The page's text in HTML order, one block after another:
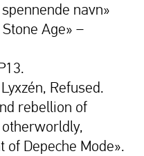
navn»
Age» –
Refused.
rebellion of
Depeche Mode».